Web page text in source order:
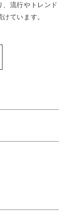
、流行やトレンド
ています。